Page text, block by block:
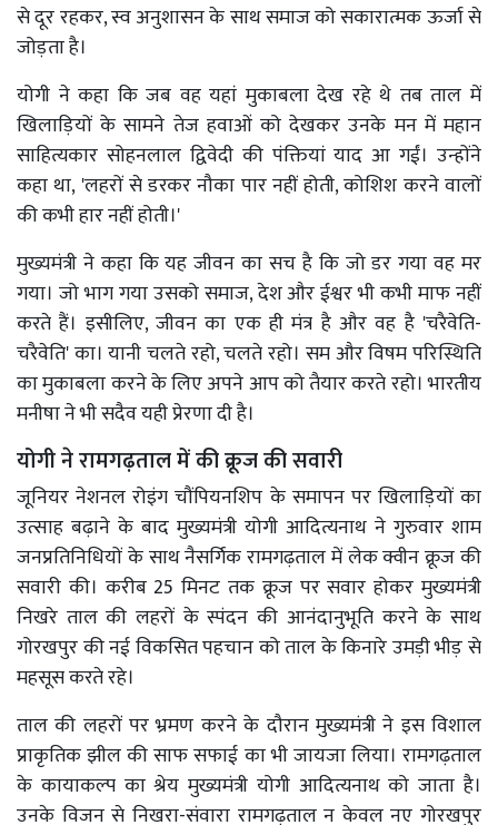
से दूर रहकर, स्व अनुशासन के साथ समाज को सकारात्मक ऊर्जा से
जोड़ता है।
योगी ने कहा कि जब वह यहां मुकाबला देख रहे थे तब ताल में
खिलाड़ियों के सामने तेज हवाओं को देखकर उनके मन में महान
साहित्यकार सोहनलाल द्विवेदी की पंक्तियां याद आ गईं। उन्होंने
कहा था, 'लहरों से डरकर नौका पार नहीं होती, कोशिश करने वालों
की कभी हार नहीं होती।'
मुख्यमंत्री ने कहा कि यह जीवन का सच है कि जो डर गया वह मर
गया। जो भाग गया उसको समाज, देश और ईश्वर भी कभी माफ नहीं
करते हैं। इसीलिए, जीवन का एक ही मंत्र है और वह है 'चरैवेति-
चरैवेति' का। यानी चलते रहो, चलते रहो। सम और विषम परिस्थिति
का मुकाबला करने के लिए अपने आप को तैयार करते रहो। भारतीय
मनीषा ने भी सदैव यही प्रेरणा दी है।
योगी ने रामगढ़ताल में की क्रूज की सवारी
जूनियर नेशनल रोइंग चौंपियनशिप के समापन पर खिलाड़ियों का
उत्साह बढ़ाने के बाद मुख्यमंत्री योगी आदित्यनाथ ने गुरुवार शाम
जनप्रतिनिधियों के साथ नैसर्गिक रामगढ़ताल में लेक क्वीन क्रूज की
सवारी की। करीब 25 मिनट तक क्रूज पर सवार होकर मुख्यमंत्री
निखरे ताल की लहरों के स्पंदन की आनंदानुभूति करने के साथ
गोरखपुर की नई विकसित पहचान को ताल के किनारे उमड़ी भीड़ से
महसूस करते रहे।
ताल की लहरों पर भ्रमण करने के दौरान मुख्यमंत्री ने इस विशाल
प्राकृतिक झील की साफ सफाई का भी जायजा लिया। रामगढ़ताल
के कायाकल्प का श्रेय मुख्यमंत्री योगी आदित्यनाथ को जाता है।
उनके विजन से निखरा-संवारा रामगढ़ताल न केवल नए गोरखपुर